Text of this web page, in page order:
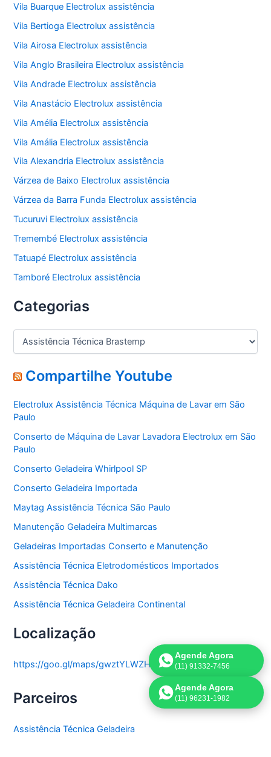
Vila Buarque Electrolux assistência
Vila Bertioga Electrolux assistência
Vila Airosa Electrolux assistência
Vila Anglo Brasileira Electrolux assistência
Vila Andrade Electrolux assistência
Vila Anastácio Electrolux assistência
Vila Amélia Electrolux assistência
Vila Amália Electrolux assistência
Vila Alexandria Electrolux assistência
Várzea de Baixo Electrolux assistência
Várzea da Barra Funda Electrolux assistência
Tucuruvi Electrolux assistência
Tremembé Electrolux assistência
Tatuapé Electrolux assistência
Tamboré Electrolux assistência
Categorias
C
e
g
r
i
a
s
Compartilhe Youtube
Electrolux Assistência Técnica Máquina de Lavar em São
Paulo
Conserto de Máquina de Lavar Lavadora Electrolux em São
Paulo
Conserto Geladeira Whirlpool SP
Conserto Geladeira Importada
Maytag Assistência Técnica São Paulo
Manutenção Geladeira Multimarcas
Geladeiras Importadas Conserto e Manutenção
Assistência Técnica Eletrodomésticos Importados
Assistência Técnica Dako
Assistência Técnica Geladeira Continental
Localização
https://goo.gl/maps/gwztYLWZHThddTrL9
Parceiros
Assistência Técnica Geladeira
Agende Agora
(11) 91332-7456
Agende Agora
(11) 96231-1982